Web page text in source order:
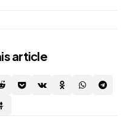
article